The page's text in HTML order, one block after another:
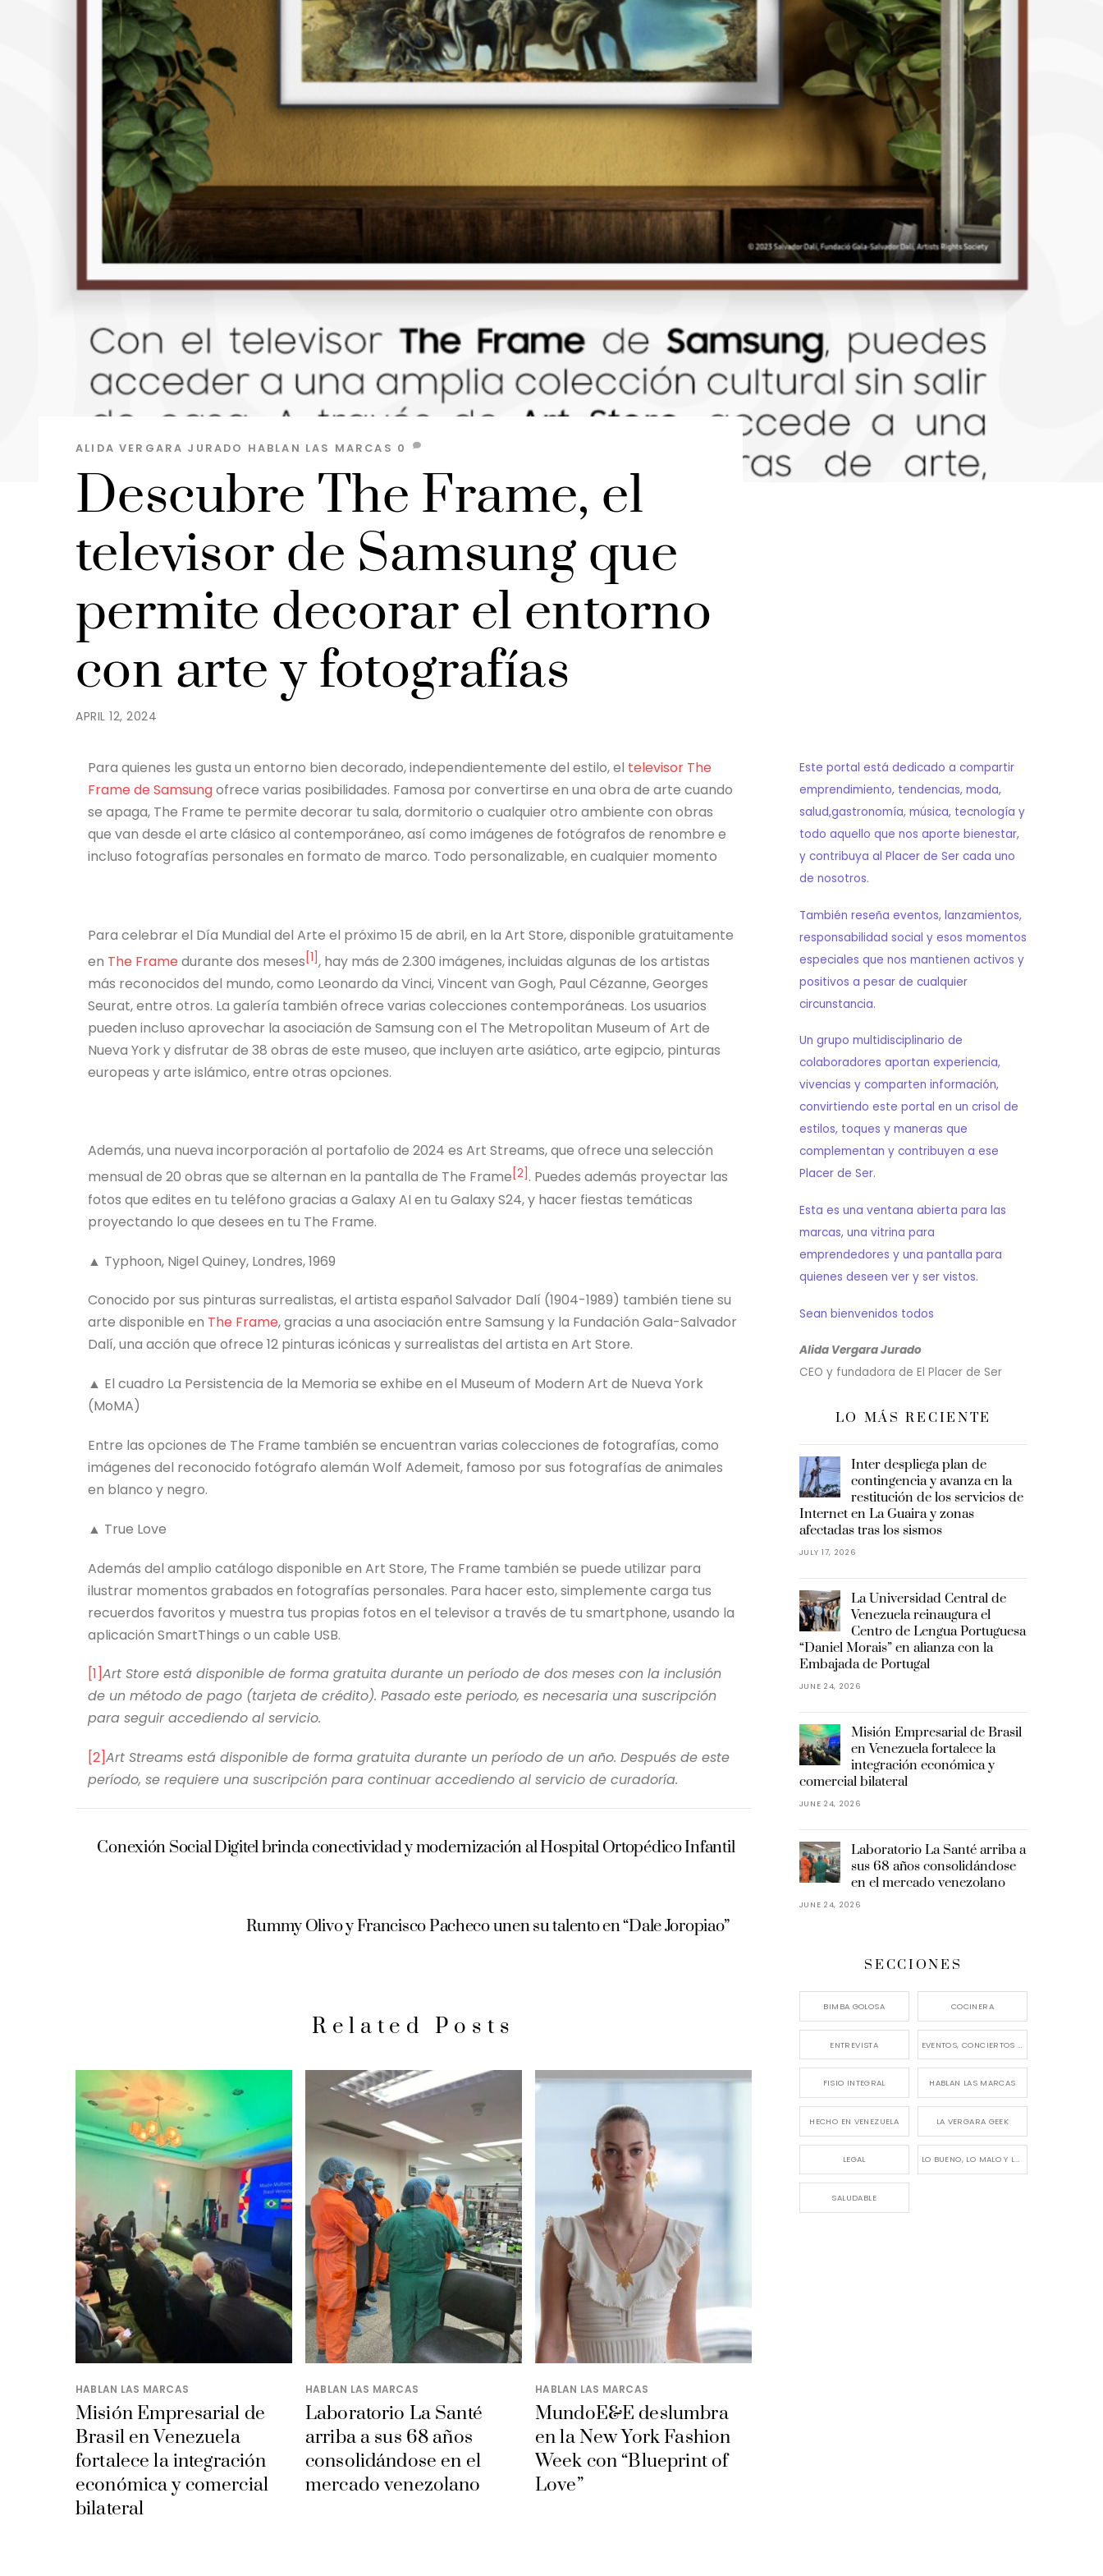
APRIL 12, 2024
Descubre The Frame, el
televisor de Samsung que
permite decorar el entorno
con arte y fotografías
ALIDA VERGARA JURADO HABLAN LAS MARCAS 0
Para quienes les gusta un entorno bien decorado, independientemente del estilo, el televisor The
Frame de Samsungofrece varias posibilidades. Famosa por convertirse en una obra de arte cuando
se apaga, The Frame te permite decorar tu sala, dormitorio o cualquier otro ambiente con obras
que van desde el arte clásico al contemporáneo, así como imágenes de fotógrafos de renombre e
incluso fotografías personales en formato de marco. Todo personalizable, en cualquier momento
Para celebrar el Día Mundial del Arte el próximo 15 de abril, en la Art Store, disponible gratuitamente
en The Frame durante dos meses [1] , hay más de 2.300 imágenes, incluidas algunas de los artistas
más reconocidos del mundo, como Leonardo da Vinci, Vincent van Gogh, Paul Cézanne, Georges
Seurat, entre otros. La galería también ofrece varias colecciones contemporáneas. Los usuarios
pueden incluso aprovechar la asociación de Samsung con el The Metropolitan Museum of Art de
Nueva York y disfrutar de 38 obras de este museo, que incluyen arte asiático, arte egipcio, pinturas
europeas y arte islámico, entre otras opciones.
Además, una nueva incorporación al portafolio de 2024 es Art Streams, que ofrece una selección
mensual de 20 obras que se alternan en la pantalla de The Frame [2] . Puedes además proyectar las
fotos que edites en tu teléfono gracias a Galaxy AI en tu Galaxy S24, y hacer fiestas temáticas
proyectando lo que desees en tu The Frame.
▲ Typhoon, Nigel Quiney, Londres, 1969
Conocido por sus pinturas surrealistas, el artista español Salvador Dalí (1904-1989) también tiene su
arte disponible en The Frame, gracias a una asociación entre Samsung y la Fundación Gala-Salvador
Dalí, una acción que ofrece 12 pinturas icónicas y surrealistas del artista en Art Store.
▲ El cuadro La Persistencia de la Memoria se exhibe en el Museum of Modern Art de Nueva York
(MoMA)
Entre las opciones de The Frame también se encuentran varias colecciones de fotografías, como
imágenes del reconocido fotógrafo alemán Wolf Ademeit, famoso por sus fotografías de animales
en blanco y negro.
▲ True Love
Además del amplio catálogo disponible en Art Store, The Frame también se puede utilizar para
ilustrar momentos grabados en fotografías personales. Para hacer esto, simplemente carga tus
recuerdos favoritos y muestra tus propias fotos en el televisor a través de tu smartphone, usando la
aplicación SmartThings o un cable USB.
[1]Art Store está disponible de forma gratuita durante un período de dos meses con la inclusión
de un método de pago (tarjeta de crédito). Pasado este periodo, es necesaria una suscripción
para seguir accediendo al servicio.
[2]Art Streams está disponible de forma gratuita durante un período de un año. Después de este
período, se requiere una suscripción para continuar accediendo al servicio de curadoría.
Conexión Social Digitel brinda conectividad y modernización al Hospital Ortopédico Infantil
Rummy Olivo y Francisco Pacheco unen su talento en “Dale Joropiao”
Related Posts
HABLAN LAS MARCAS
Misión Empresarial de
Brasil en Venezuela
fortalece la integración
económica y comercial
bilateral
HABLAN LAS MARCAS
Laboratorio La Santé
arriba a sus 68 años
consolidándose en el
mercado venezolano
HABLAN LAS MARCAS
MundoE&E deslumbra
en la New York Fashion
Week con “Blueprint of
Love”
Este portal está dedicado a compartir
emprendimiento, tendencias, moda,
salud,gastronomía, música, tecnología y
todo aquello que nos aporte bienestar,
y contribuya al Placer de Ser cada uno
de nosotros.
También reseña eventos, lanzamientos,
responsabilidad social y esos momentos
especiales que nos mantienen activos y
positivos a pesar de cualquier
circunstancia.
Un grupo multidisciplinario de
colaboradores aportan experiencia,
vivencias y comparten información,
convirtiendo este portal en un crisol de
estilos, toques y maneras que
complementan y contribuyen a ese
Placer de Ser.
Esta es una ventana abierta para las
marcas, una vitrina para
emprendedores y una pantalla para
quienes deseen ver y ser vistos.
Sean bienvenidos todos
Alida Vergara Jurado
CEO y fundadora de El Placer de Ser
LO MÁS RECIENTE
Inter despliega plan de
contingencia y avanza en la
restitución de los servicios de
Internet en La Guaira y zonas
afectadas tras los sismos
JULY 17, 2026
La Universidad Central de
Venezuela reinaugura el
Centro de Lengua Portuguesa
“Daniel Morais” en alianza con la
Embajada de Portugal
JUNE 24, 2026
Misión Empresarial de Brasil
en Venezuela fortalece la
integración económica y
comercial bilateral
JUNE 24, 2026
Laboratorio La Santé arriba a
sus 68 años consolidándose
en el mercado venezolano
JUNE 24, 2026
SECCIONES
BIMBA GOLOSA COCINERA
ENTREVISTA
FISIO INTEGRAL HABLAN LAS MARCAS
HECHO EN VENEZUELA LA VERGARA GEEK
LEGAL LO BUENO, LO MALO Y LO FEO
SALUDABLE